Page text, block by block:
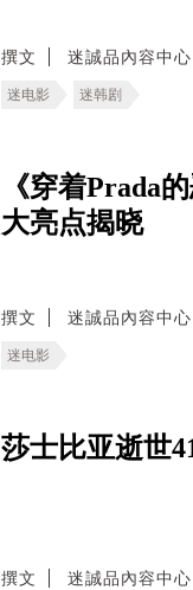
撰文 迷誠品內容中心
迷电影 迷韩剧
《穿着Prada
大亮点揭晓
撰文 迷誠品內容中心
迷电影
莎士比亚逝世
撰文 迷誠品內容中心